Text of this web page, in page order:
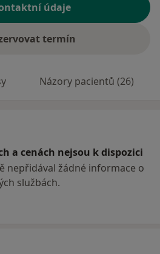
údaje
termín
Názory pacientů (26)
a cenách nejsou k dispozici
nepřidával žádné informace o
službách.